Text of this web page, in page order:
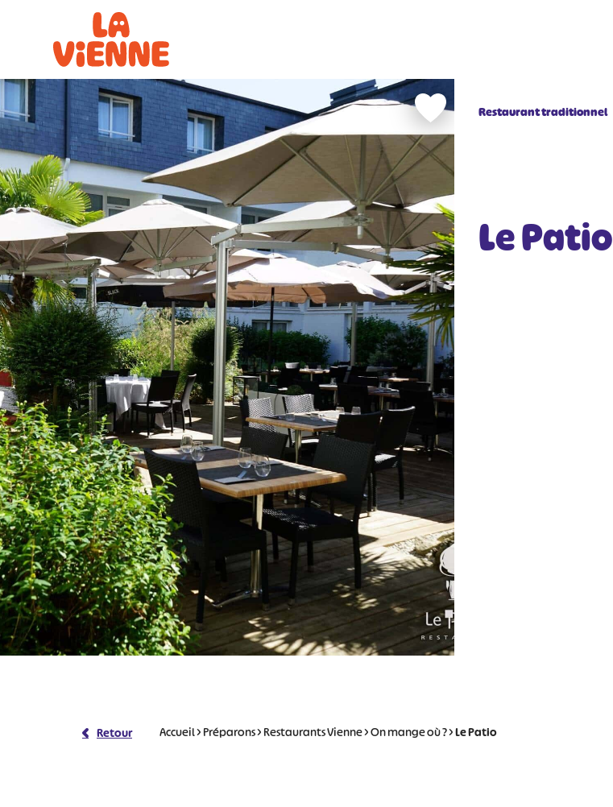
Restaurant traditionnel
Le Patio
Retour Accueil>Préparons>Restaurants Vienne>On mange où ?>Le Patio
Panneau de gestion des cookies